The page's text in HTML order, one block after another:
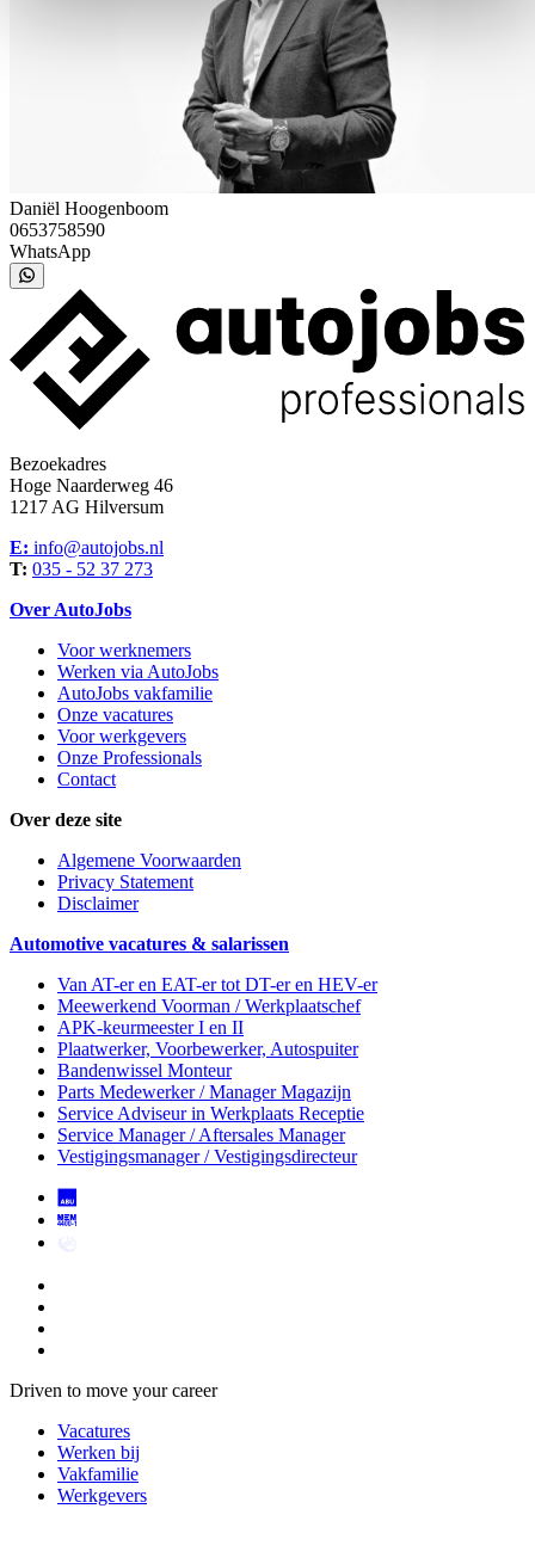
Daniël Hoogenboom
0653758590
WhatsApp
Bezoekadres
Hoge Naarderweg 46
1217 AG Hilversum
E: info@autojobs.nl
T: 035 - 52 37 273
Over AutoJobs
Voor werknemers
Werken via AutoJobs
AutoJobs vakfamilie
Onze vacatures
Voor werkgevers
Onze Professionals
Contact
Over deze site
Algemene Voorwaarden
Privacy Statement
Disclaimer
Automotive vacatures & salarissen
Van AT-er en EAT-er tot DT-er en HEV-er
Meewerkend Voorman / Werkplaatschef
APK-keurmeester I en II
Plaatwerker, Voorbewerker, Autospuiter
Bandenwissel Monteur
Parts Medewerker / Manager Magazijn
Service Adviseurin Werkplaats Receptie
Service Manager / Aftersales Manager
Vestigingsmanager / Vestigingsdirecteur
Driven to move your career
Vacatures
Werken bij
Vakfamilie
Werkgevers